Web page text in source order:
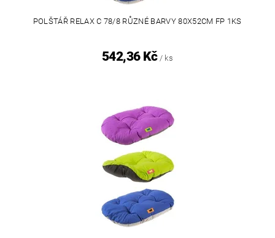
POLŠTÁŘ RELAX C 78/8 RŮZNÉ BARVY 80X52CM FP 1KS
542,36 Kč / ks